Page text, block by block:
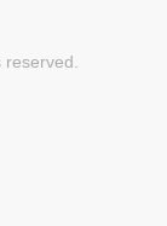
reserved.